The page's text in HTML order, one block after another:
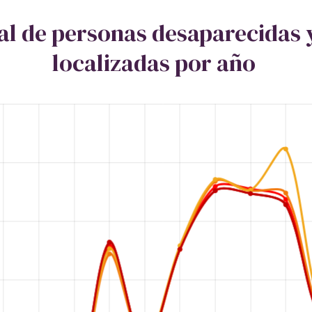
de personas desaparecidas
localizadas por año